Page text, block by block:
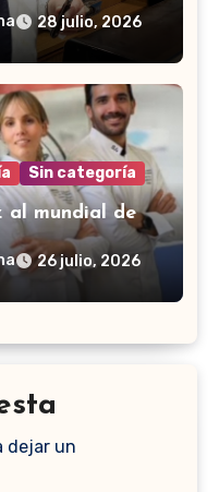
28 julio, 2026
Sin categoría
al mundial de
26 julio, 2026
dejar un